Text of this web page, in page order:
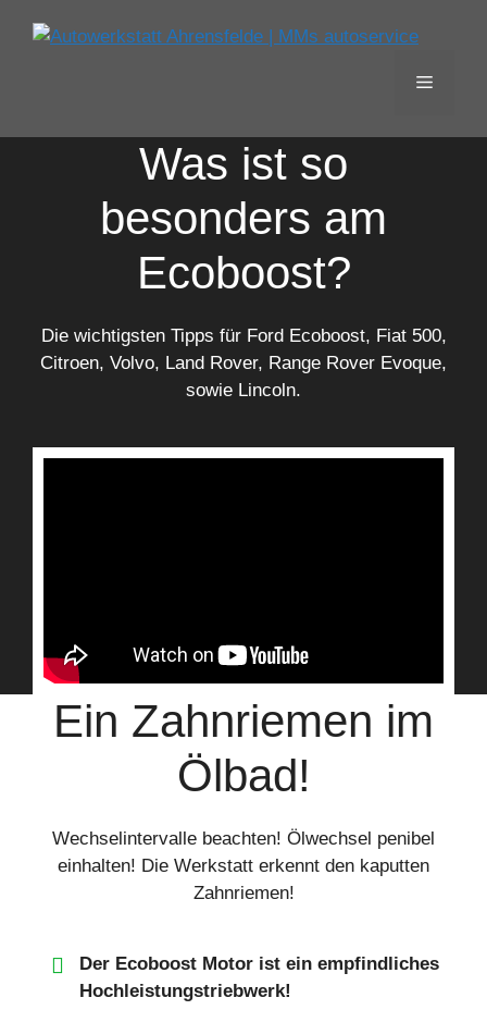
Inhalt
MENÜ
Was ist so
besonders am
Ecoboost?
Die wichtigsten Tipps für Ford Ecoboost, Fiat 500,
Citroen, Volvo, Land Rover, Range Rover Evoque,
sowie Lincoln.
Ein Zahnriemen im
Ölbad!
Wechselintervalle beachten! Ölwechsel penibel
einhalten! Die Werkstatt erkennt den kaputten
Zahnriemen!
Der Ecoboost Motor ist ein empfindliches
Hochleistungstriebwerk!